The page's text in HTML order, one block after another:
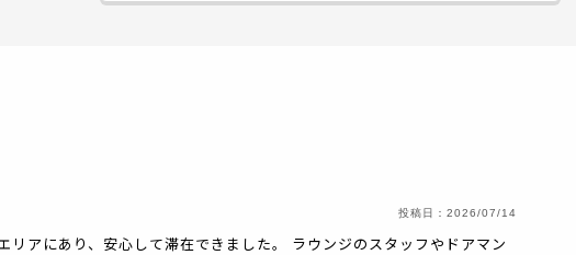
投稿日： 2026/07/14
リアにあり、安心して滞在できました。 ラウンジのスタッフやドアマン